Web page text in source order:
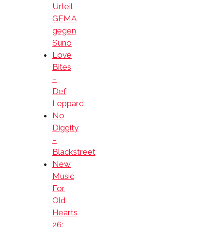
Urteil
GEMA
gegen
Suno
Love
Bites
–
Def
Leppard
No
Diggity
–
Blackstreet
New
Music
For
Old
Hearts
26: